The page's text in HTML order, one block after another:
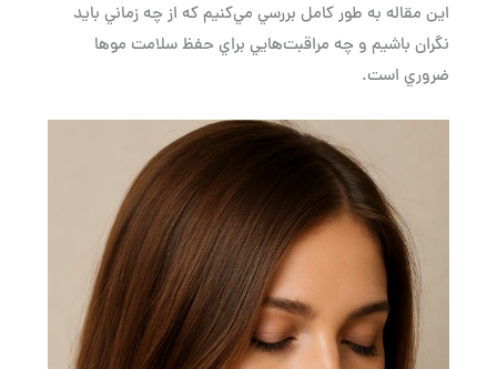
اين مقاله به طور كامل بررسي مي‌كنيم كه از چه زماني بايد
نگران باشيم و چه مراقبت‌هايي براي حفظ سلامت موها
ضروري است.